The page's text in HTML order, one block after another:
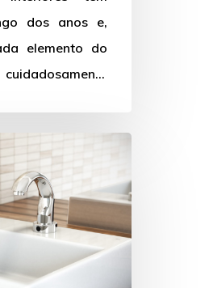
dos anos e,
elemento do